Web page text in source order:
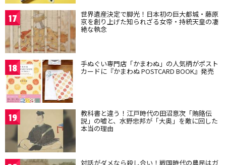
17 世界遺産決定で脚光！日本初の巨大都城・藤原
京を創り上げた知られざる女帝・持統天皇の凄
絶な執念
18 手ぬぐい専門店「かまわぬ」の人気柄がポスト
カードに『かまわぬ POSTCARD BOOK』発売
19 教科書と違う！江戸時代の田沼意次「賄賂伝
説」の嘘と、水野忠邦が「大奥」を敵に回した
本当の理由
対話がダメなら殺し合い！戦国時代の農民はガ